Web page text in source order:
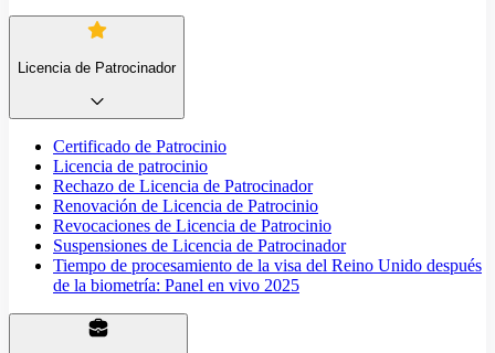
Licencia de Patrocinador
Certificado de Patrocinio
Licencia de patrocinio
Rechazo de Licencia de Patrocinador
Renovación de Licencia de Patrocinio
Revocaciones de Licencia de Patrocinio
Suspensiones de Licencia de Patrocinador
Tiempo de procesamiento de la visa del Reino Unido después
de la biometría: Panel en vivo 2025